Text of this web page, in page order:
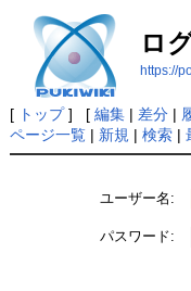
ロ
https://
[ トップ] [ 編集| 差分|
ページ一覧| 新規 | 検索|
ユーザー名:
パスワード: